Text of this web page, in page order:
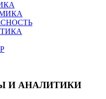
И АНАЛИТИКИ